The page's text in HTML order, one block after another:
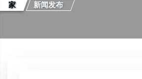
家 新闻发布